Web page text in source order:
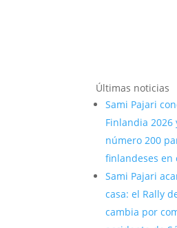
Últimas noticias
Sami Pajari
Finlandia
número 200
finlandeses en
Sami Pajari
casa: el Rally
cambia por